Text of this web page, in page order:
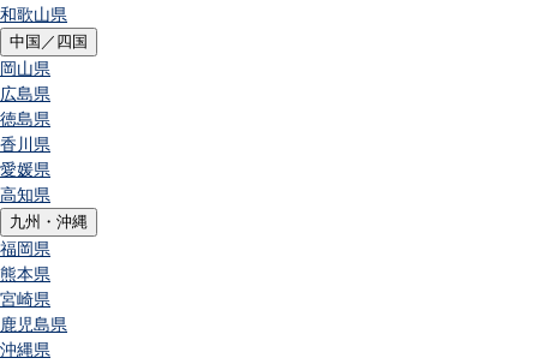
和歌山県
中国／四国
岡山県
広島県
徳島県
香川県
愛媛県
高知県
九州・沖縄
福岡県
熊本県
宮崎県
鹿児島県
沖縄県